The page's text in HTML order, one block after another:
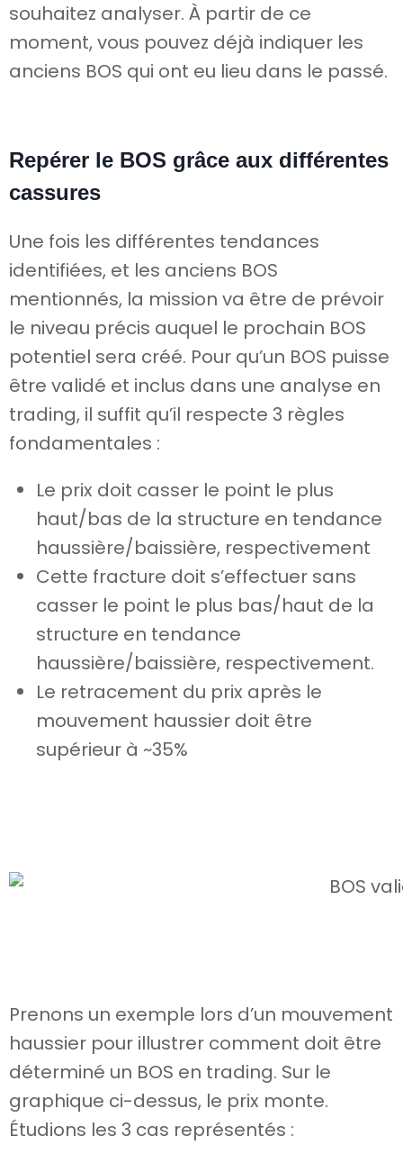
souhaitez analyser. À partir de ce
moment, vous pouvez déjà indiquer les
anciens BOS qui ont eu lieu dans le passé.
Repérer le BOS grâce aux différentes
cassures
Une fois les différentes tendances
identifiées, et les anciens BOS
mentionnés, la mission va être de prévoir
le niveau précis auquel le prochain BOS
potentiel sera créé. Pour qu’un BOS puisse
être validé et inclus dans une analyse en
trading, il suffit qu’il respecte 3 règles
fondamentales :
Le prix doit casser le point le plus
haut/bas de la structure en tendance
haussière/baissière, respectivement
Cette fracture doit s’effectuer sans
casser le point le plus bas/haut de la
structure en tendance
haussière/baissière, respectivement.
Le retracement du prix après le
mouvement haussier doit être
supérieur à ~35%
Prenons un exemple lors d’un mouvement
haussier pour illustrer comment doit être
déterminé un BOS en trading. Sur le
graphique ci-dessus, le prix monte.
Étudions les 3 cas représentés :